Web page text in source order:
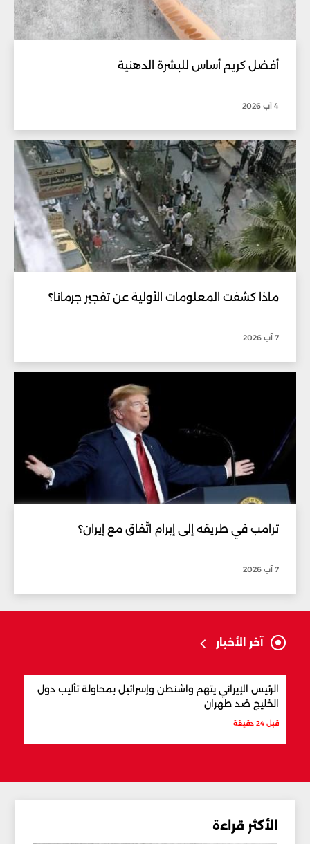
أفضل كريم أساس للبشرة الدهنية
4 آب 2026
ماذا كشفت المعلومات الأولية عن تفجير جرمانا؟
7 آب 2026
ترامب في طريقه إلى إبرام اتّفاق مع إيران؟
7 آب 2026
آخر الأخبار
الرئيس الإيراني يتهم واشنطن وإسرائيل بمحاولة تأليب دول
الخليج ضد طهران
قبل 24 دقيقة
الأكثر قراءة